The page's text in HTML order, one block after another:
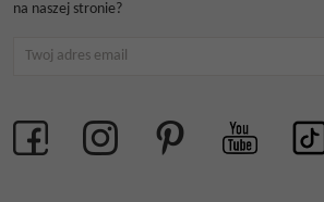
na naszej stronie?